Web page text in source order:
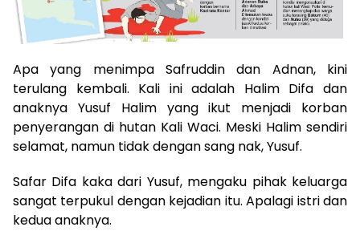
Apa yang menimpa Safruddin dan Adnan, kini
terulang kembali. Kali ini adalah Halim Difa dan
anaknya Yusuf Halim yang ikut menjadi korban
penyerangan di hutan Kali Waci. Meski Halim sendiri
selamat, namun tidak dengan sang nak, Yusuf.
Safar Difa kaka dari Yusuf, mengaku pihak keluarga
sangat terpukul dengan kejadian itu. Apalagi istri dan
kedua anaknya.